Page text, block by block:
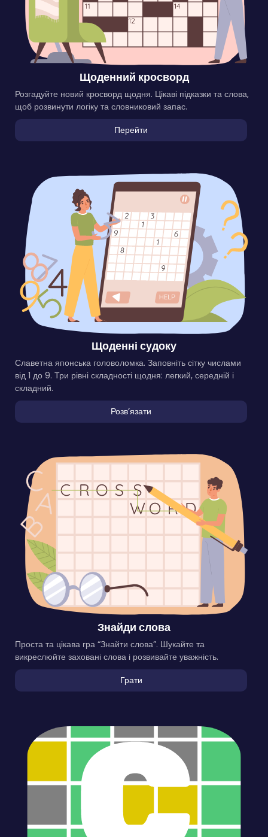
Щоденний кросворд
Розгадуйте новий кросворд щодня. Цікаві підказки та слова,
щоб розвинути логіку та словниковий запас.
Перейти
Щоденні судоку
Славетна японська головоломка. Заповніть сітку числами
від 1 до 9. Три рівні складності щодня: легкий, середній і
складний.
Розвʼязати
Знайди слова
Проста та цікава гра “Знайти слова”. Шукайте та
викреслюйте заховані слова і розвивайте уважність.
Грати